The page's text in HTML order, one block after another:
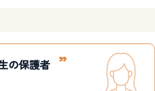
の保護者